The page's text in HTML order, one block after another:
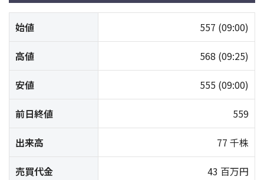
始値 557 (09:00)
高値 568 (09:25)
安値 555 (09:00)
前日終値 559
出来高 77 千株
売買代金 43 百万円